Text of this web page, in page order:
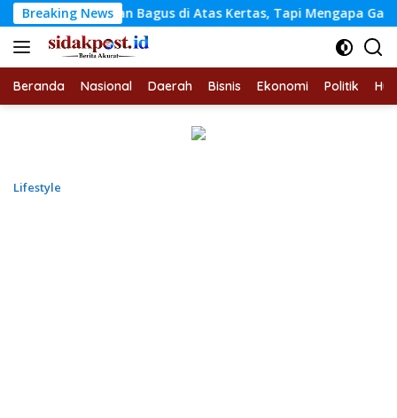
Langsung
ke
konten
Breaking News
Kebijakan Bagus di Atas Kertas, Tapi Mengapa Gagal di
Beranda Nasional Daerah Bisnis Ekonomi Politik
Lifestyle